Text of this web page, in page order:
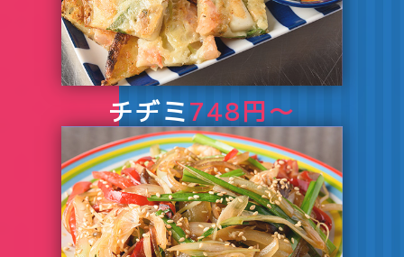
チヂミ748円～